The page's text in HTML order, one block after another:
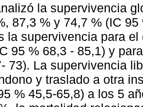
la supervivencia
87,3 % y 74,7 % (IC
la supervivencia para
95 % 68,3 - 85,1) y
73). La supervivencia
y traslado a otra
% 45,5-65,8) a los 5